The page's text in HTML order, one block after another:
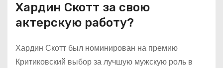
Хардин Скотт за свою
актерскую работу?
Хардин Скотт был номинирован на премию
Критиковский выбор за лучшую мужскую роль в